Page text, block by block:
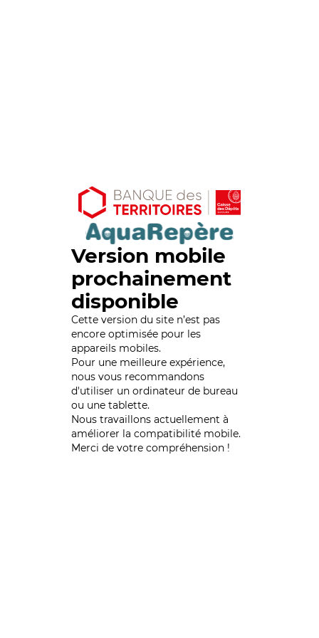
Version mobile
prochainement
disponible
Cette version du site n’est pas
encore optimisée pour les
appareils mobiles.
Pour une meilleure expérience,
nous vous recommandons
d'utiliser un ordinateur de bureau
ou une tablette.
Nous travaillons actuellement à
améliorer la compatibilité mobile.
Merci de votre compréhension !